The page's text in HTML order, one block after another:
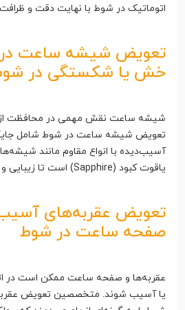
اتوماتیک در شوط با نهایت دقت و
تعویض شیشه ساعت
خش یا شکستگی در
شیشه ساعت نقش مهمی در محافظت از
تعویض شیشه ساعت در شوط شامل
آسیب‌دیده با انواع مقاوم مانند
یاقوت کبود (Sapphire) است تا زیبایی و دوام ساعت تضمین شود.
تعویض عقربه‌های
صفحه ساعت در شوط
عقربه‌ها و صفحه ساعت ممکن است در
یا آسیب شوند. متخصصین تعویض